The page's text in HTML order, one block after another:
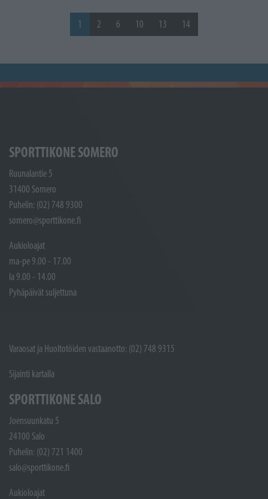
1 2 6 10 13 14
SPORTTIKONE SOMERO
Ruunalantie 5
31400 Somero
Puhelin: (02) 748 9300
somero@sporttikone.fi
Aukioloajat
ma-pe 9.00 - 17.00
la 9.00 - 14.00
Pyhäpäivät suljettuna
Varaosat ja Huoltotöiden vastaanotto: (02) 748 9315
Sijainti kartalla
SPORTTIKONE SALO
Joensuunkatu 5
24100 Salo
Puhelin: (02) 721 1400
salo@sporttikone.fi
Aukioloajat